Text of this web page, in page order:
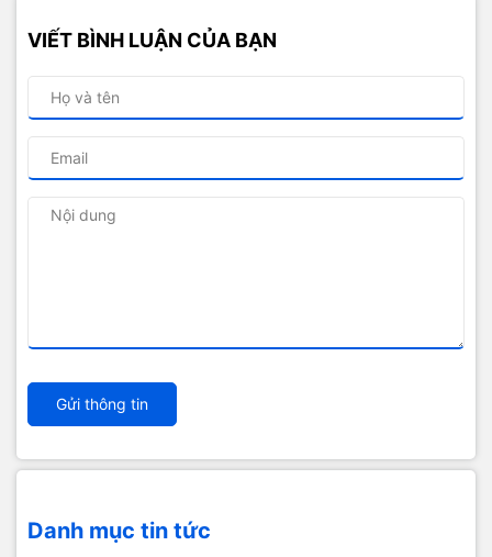
VIẾT BÌNH LUẬN CỦA BẠN
Gửi thông tin
Danh mục tin tức